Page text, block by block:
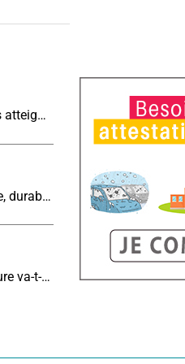
Sécheresse historique : les cours d'eau français atteignent un niveau critique
Cinquième canicule de l’été : un épisode intense, durable et étendu la semaine prochaine
Eclipse J-6 : de combien de degrés la température va-t-elle chuter pendant l'éclipse du 12 août ?